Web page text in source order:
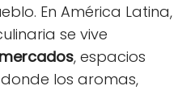
En América Latina,
se vive
mercados, espacios
los aromas,